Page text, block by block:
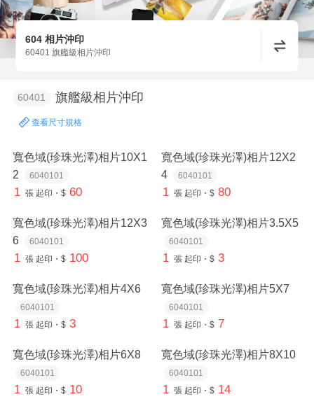
604 相片沖印
60401 旗艦級相片沖印
60401 旗艦級相片沖印
查看尺寸規格
寬色域(珍珠光澤)相片10X1
2
6040101
1 張 起印・$ 60
寬色域(珍珠光澤)相片12X2
4
6040101
1 張 起印・$ 80
寬色域(珍珠光澤)相片12X3
6
6040101
1 張 起印・$ 100
寬色域(珍珠光澤)相片3.5X5
6040101
1 張 起印・$ 3
寬色域(珍珠光澤)相片4X6
6040101
1 張 起印・$ 3
寬色域(珍珠光澤)相片5X7
6040101
1 張 起印・$ 7
寬色域(珍珠光澤)相片6X8
6040101
1 張 起印・$ 10
寬色域(珍珠光澤)相片8X10
6040101
1 張 起印・$ 14